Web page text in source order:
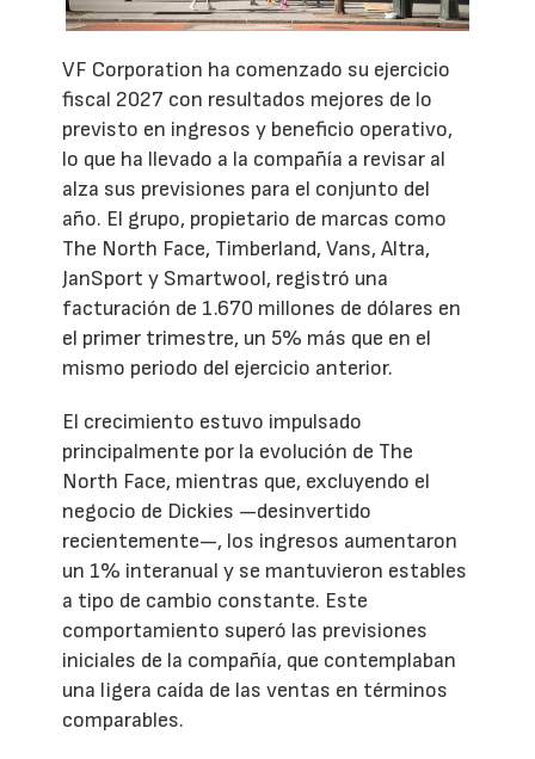
VF Corporation ha comenzado su ejercicio
fiscal 2027 con resultados mejores de lo
previsto en ingresos y beneficio operativo,
lo que ha llevado a la compañía a revisar al
alza sus previsiones para el conjunto del
año. El grupo, propietario de marcas como
The North Face, Timberland, Vans, Altra,
JanSport y Smartwool, registró una
facturación de 1.670 millones de dólares en
el primer trimestre, un 5% más que en el
mismo periodo del ejercicio anterior.
El crecimiento estuvo impulsado
principalmente por la evolución de The
North Face, mientras que, excluyendo el
negocio de Dickies —desinvertido
recientemente—, los ingresos aumentaron
un 1% interanual y se mantuvieron estables
a tipo de cambio constante. Este
comportamiento superó las previsiones
iniciales de la compañía, que contemplaban
una ligera caída de las ventas en términos
comparables.